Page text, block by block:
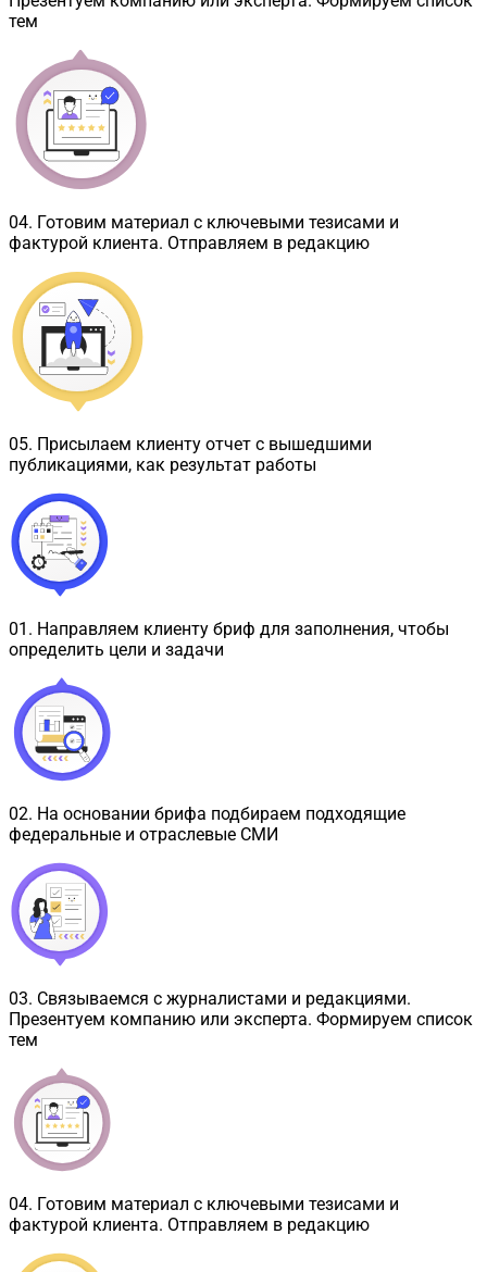
тем
04. Готовим материал с ключевыми тезисами и
фактурой клиента. Отправляем в редакцию
05. Присылаем клиенту отчет с вышедшими
публикациями, как результат работы
01 . Направляем клиенту бриф для заполнения, чтобы
определить цели и задачи
02. На основании брифа подбираем подходящие
федеральные и отраслевые СМИ
03. Связываемся с журналистами и редакциями.
Презентуем компанию или эксперта. Формируем список
тем
04. Готовим материал с ключевыми тезисами и
фактурой клиента. Отправляем в редакцию